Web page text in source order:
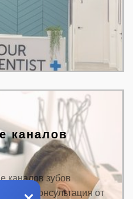
каналов
каналов зубов
грн. Консультация от